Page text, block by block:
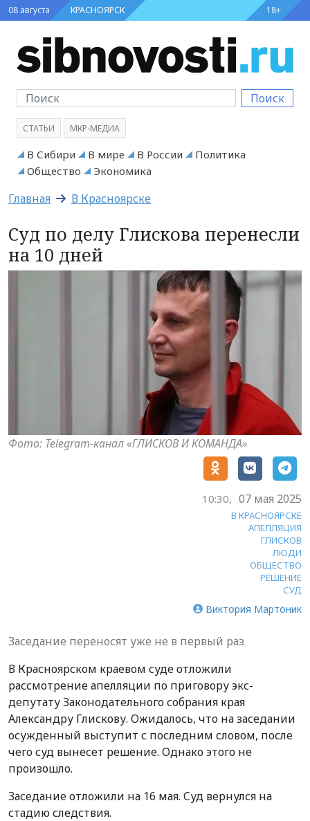
08 августа КРАСНОЯРСК 18+
Поиск
СТАТЬИ МКР-МЕДИА
В Сибири В мире В России
Политика
Общество
Экономика
Главная В Красноярске
Суд по делу Глискова перенесли
на 10 дней
Фото: Telegram-канал «ГЛИСКОВ И КОМАНДА»
10:30, 07 мая 2025
В КРАСНОЯРСКЕ
АПЕЛЛЯЦИЯ
ГЛИСКОВ
ЛЮДИ
ОБЩЕСТВО
РЕШЕНИЕ
СУД
Виктория Мартоник
Заседание переносят уже не в первый раз
В Красноярском краевом суде отложили
рассмотрение апелляции по приговору экс-
депутату Законодательного собрания края
Александру Глискову. Ожидалось, что на заседании
осужденный выступит с последним словом, после
чего суд вынесет решение. Однако этого не
произошло.
Заседание отложили на 16 мая. Суд вернулся на
стадию следствия.